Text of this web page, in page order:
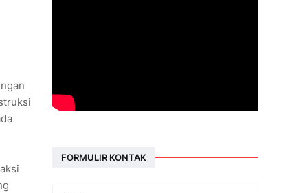
FORMULIR KONTAK